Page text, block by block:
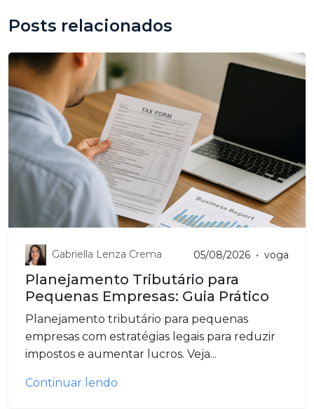
Posts relacionados
Gabriella Lenza Crema 05/08/2026 • voga
Planejamento Tributário para
Pequenas Empresas: Guia Prático
Planejamento tributário para pequenas
empresas com estratégias legais para reduzir
impostos e aumentar lucros. Veja...
Continuar lendo